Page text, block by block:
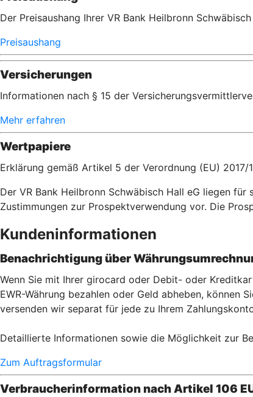
Der Preisaushang Ihrer VR Bank Heilbronn
Preisaushang
Versicherungen
Informationen nach § 15 der
Mehr erfahren
Wertpapiere
Erklärung gemäß Artikel 5 der Verordnung (EU) 2017/
Der VR Bank Heilbronn Schwäbisch Hall eG liegen
Zustimmungen zur Prospektverwendung vor. Die
Kundeninformationen
Benachrichtigung über
Wenn Sie mit Ihrer girocard oder Debit- oder
EWR-Währung bezahlen oder Geld abheben, können
versenden wir separat für jede zu Ihrem
Detaillierte Informationen sowie die Möglichkeit zur
Zum Auftragsformular
Verbraucherinformation nach Artikel 106